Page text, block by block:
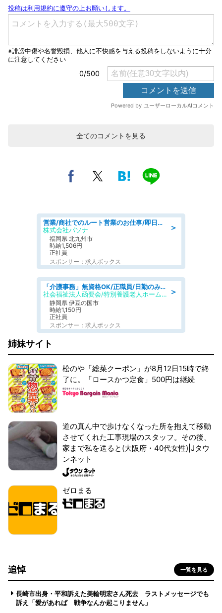
全てのコメントを見る
＞
営業/商社でのルート営業のお仕事/即日勤務可/車通勤可/営業
株式会社パソナ
福岡県 北九州市
時給1,506円
正社員
スポンサー：求人ボックス
＞
「介護事務」無資格OK/正職員/日勤のみ/特別養護老人ホーム
社会福祉法人函要会/特別養護老人ホーム 韮山・ぶなの森
静岡県 伊豆の国市
時給1,150円
正社員
スポンサー：求人ボックス
姉妹サイト
松のや「総菜クーポン」が8月12日15時で終
了に。「ロースかつ定食」500円は継続
道の真ん中で歩けなくなった所を抱えて移動
させてくれた工事現場のスタッフ。その後、
家まで私を送ると(大阪府・40代女性)|Jタウ
ンネット
ゼロまる
追悼 一覧を見る
長崎市出身・平和訴えた美輪明宏さん死去 ラストメッセージでも
訴え「愛があれば 戦争なんか起こりません」